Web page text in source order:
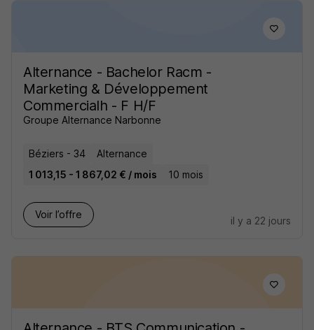
Alternance - Bachelor Racm -
Marketing & Développement
Commercialh - F H/F
Groupe Alternance Narbonne
Béziers - 34
Alternance
1 013,15 - 1 867,02 € / mois
10 mois
Voir l’offre
il y a 22 jours